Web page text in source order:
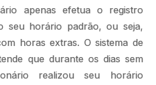
apenas efetua o registro
seu horário padrão, ou seja,
horas extras. O sistema de
que durante os dias sem
realizou seu horário